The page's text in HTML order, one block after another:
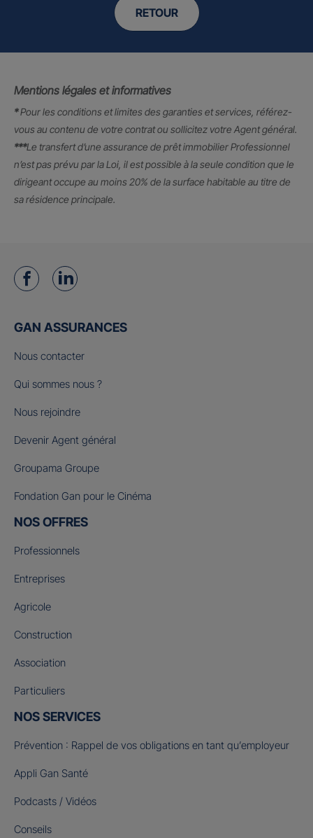
RETOUR
Mentions légales et informatives
*Pour les conditions et limites des garanties et services, référez-
vous au contenu de votre contrat ou sollicitez votre Agent général.
***Le transfert d’une assurance de prêt immobilier Professionnel
n’est pas prévu par la Loi, il est possible à la seule condition que le
dirigeant occupe au moins 20% de la surface habitable au titre de
sa résidence principale.
GAN ASSURANCES
Nous contacter
Qui sommes nous ?
Nous rejoindre
Devenir Agent général
Groupama Groupe
Fondation Gan pour le Cinéma
NOS OFFRES
Professionnels
Entreprises
Agricole
Construction
Association
Particuliers
NOS SERVICES
Prévention : Rappel de vos obligations en tant qu’employeur
Appli Gan Santé
Podcasts / Vidéos
Conseils